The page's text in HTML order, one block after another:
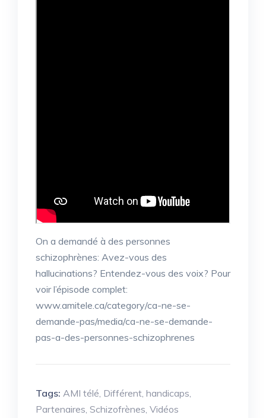
On a demandé à des personnes
schizophrènes: Avez-vous des
hallucinations? Entendez-vous des voix? Pour
voir l’épisode complet:
www.amitele.ca/category/ca-ne-se-
demande-pas/media/ca-ne-se-demande-
pas-a-des-personnes-schizophrenes
Tags: AMI télé, Différent, handicaps,
Partenaires, Schizofrènes, Vidéos